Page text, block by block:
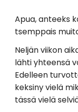
Apua, anteeks
tsemppais
Neljän viikon
lähti yhteensä
Edelleen
keksiny vielä
tässä vielä